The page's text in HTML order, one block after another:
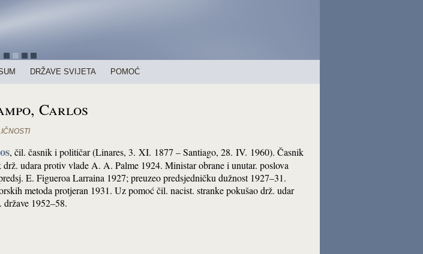
DRŽAVE SVIJETA POMOĆ
Carlos
, čil. časnik i političar (Linares, 3. XI. 1877 – Santiago, 28. IV. 1960). Časnik
udara protiv vlade A. A. Palme 1924. Ministar obrane i unutar. poslova
E. Figueroa Larraina 1927; preuzeo predsjedničku dužnost 1927–31.
metoda protjeran 1931. Uz pomoć čil. nacist. stranke pokušao drž. udar
države 1952–58.